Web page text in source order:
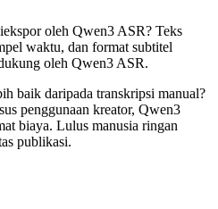
oleh Qwen3 ASR? Teks
waktu, dan format subtitel
oleh Qwen3 ASR.
baik daripada transkripsi manual?
penggunaan kreator, Qwen3
biaya. Lulus manusia ringan
publikasi.